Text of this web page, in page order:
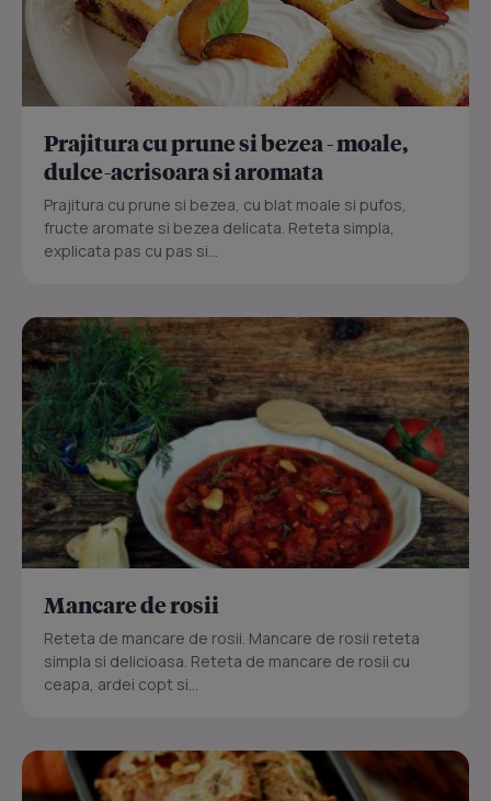
Prajitura cu prune si bezea - moale,
dulce-acrisoara si aromata
Prajitura cu prune si bezea, cu blat moale si pufos,
fructe aromate si bezea delicata. Reteta simpla,
explicata pas cu pas si...
Mancare de rosii
Reteta de mancare de rosii. Mancare de rosii reteta
simpla si delicioasa. Reteta de mancare de rosii cu
ceapa, ardei copt si...